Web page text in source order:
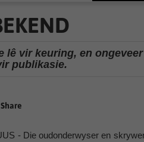
lê vir keuring, en ongeveer
publikasie.
Share
- Die oudonderwyser en